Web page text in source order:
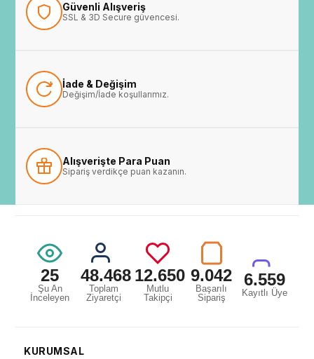
Güvenli Alışveriş
SSL & 3D Secure güvencesi.
İade & Değişim
Değişim/İade koşullarımız.
Alışverişte Para Puan
Sipariş verdikçe puan kazanın.
25
Şu An
İnceleyen
48.468
Toplam
Ziyaretçi
12.650
Mutlu
Takipçi
9.042
Başarılı
Sipariş
6.559
Kayıtlı Üye
KURUMSAL